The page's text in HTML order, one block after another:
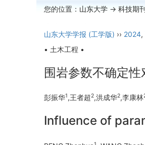
您的位置： 山东大学 -> 科技期
山东大学学报 (工学版) ›› 2024,
• 土木工程 •
围岩参数不确定
彭振华1,王者超2,洪成华2,李康林
Influence of